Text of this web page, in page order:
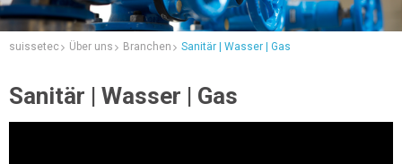
suissetec Über uns Branchen Sanitär | Wasser | Gas
Sanitär | Wasser | Gas